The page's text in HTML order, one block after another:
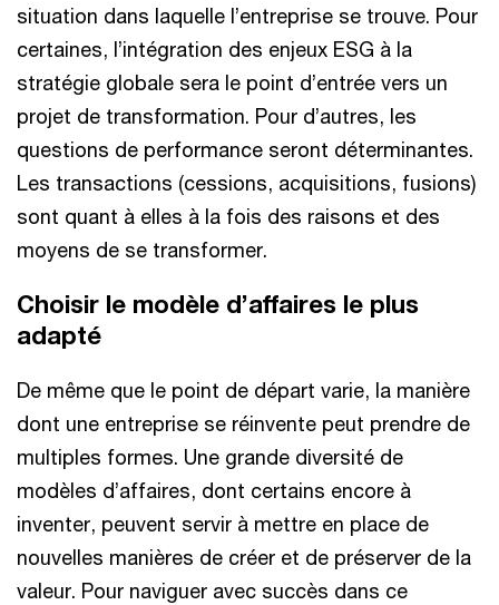
situation dans laquelle l’entreprise se trouve. Pour
certaines, l’intégration des enjeux ESG à la
stratégie globale sera le point d’entrée vers un
projet de transformation. Pour d’autres, les
questions de performance seront déterminantes.
Les transactions (cessions, acquisitions, fusions)
sont quant à elles à la fois des raisons et des
moyens de se transformer.
Choisir le modèle d’affaires le plus
adapté
De même que le point de départ varie, la manière
dont une entreprise se réinvente peut prendre de
multiples formes. Une grande diversité de
modèles d’affaires, dont certains encore à
inventer, peuvent servir à mettre en place de
nouvelles manières de créer et de préserver de la
valeur. Pour naviguer avec succès dans ce